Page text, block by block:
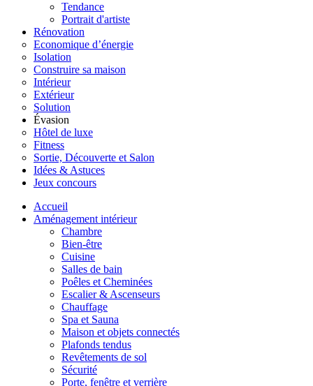
Tendance
Portrait d'artiste
Rénovation
Economique d’énergie
Isolation
Construire sa maison
Intérieur
Extérieur
Solution
Évasion
Hôtel de luxe
Fitness
Sortie, Découverte et Salon
Idées & Astuces
Jeux concours
Accueil
Aménagement intérieur
Chambre
Bien-être
Cuisine
Salles de bain
Poêles et Cheminées
Escalier & Ascenseurs
Chauffage
Spa et Sauna
Maison et objets connectés
Plafonds tendus
Revêtements de sol
Sécurité
Porte, fenêtre et verrière